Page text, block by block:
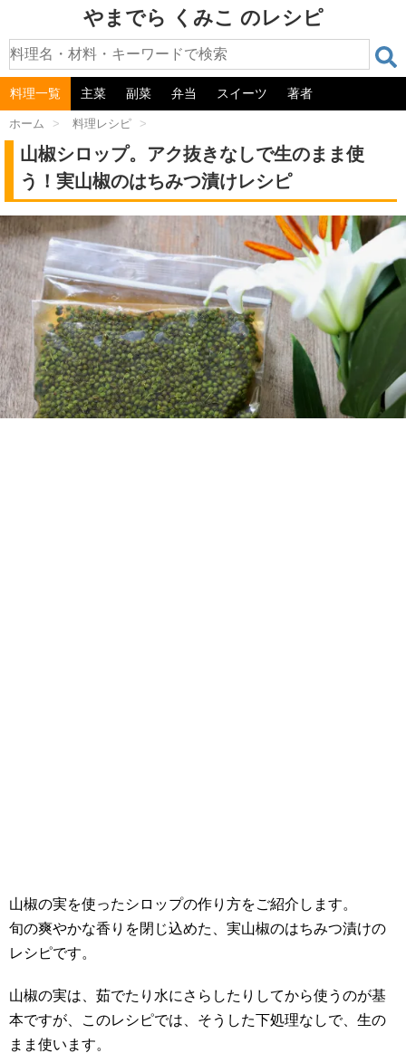
やまでら くみこ のレシピ
料理一覧 主菜 副菜 弁当 スイーツ 著者
ホーム > 料理レシピ >
山椒シロップ。アク抜きなしで生のまま使
う！実山椒のはちみつ漬けレシピ
山椒の実を使ったシロップの作り方をご紹介します。
旬の爽やかな香りを閉じ込めた、実山椒のはちみつ漬けの
レシピです。
山椒の実は、茹でたり水にさらしたりしてから使うのが基
本ですが、このレシピでは、そうした下処理なしで、生の
まま使います。